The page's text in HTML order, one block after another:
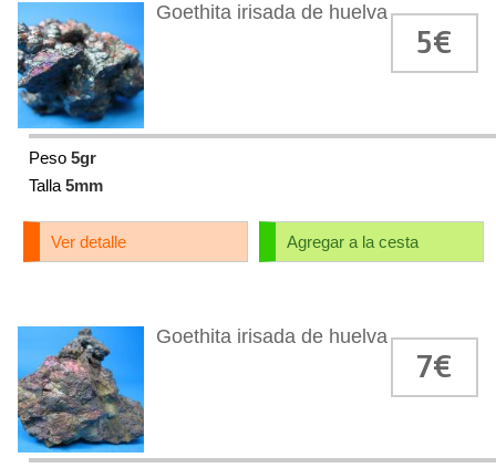
Goethita irisada de huelva
5€
Peso 5gr
Talla 5mm
Agregar a la cesta
Ver detalle
Goethita irisada de huelva
7€